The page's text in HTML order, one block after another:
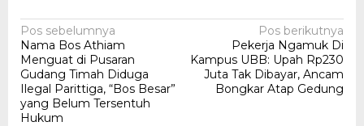
Navigasi
pos
Pos sebelumnya
Nama Bos Athiam
Menguat di Pusaran
Gudang Timah Diduga
Ilegal Parittiga, “Bos Besar”
yang Belum Tersentuh
Hukum
Pos berikutnya
Pekerja Ngamuk Di
Kampus UBB: Upah Rp230
Juta Tak Dibayar, Ancam
Bongkar Atap Gedung